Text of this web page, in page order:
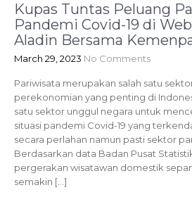
Kupas Tuntas Peluang
Pandemi Covid-19 di
Aladin Bersama
March 29, 2023 No Comments
Pariwisata merupakan salah satu
perekonomian yang penting di
satu sektor unggul negara untuk
situasi pandemi Covid-19 yang
secara perlahan namun pasti sektor
Berdasarkan data Badan Pusat
pergerakan wisatawan domestik
semakin […]